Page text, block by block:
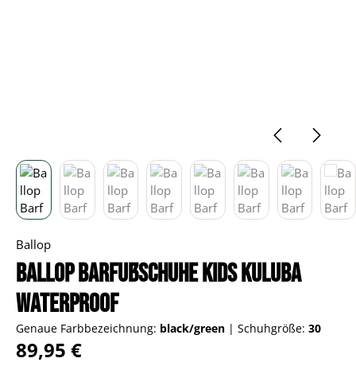
Ballop
Ballop Barfußschuhe Kids Kuluba
Waterproof
Genaue Farbbezeichnung: black/green | Schuhgröße: 30
Regulärer Preis:
89,95 €